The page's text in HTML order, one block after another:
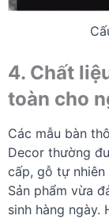
4. Chất
toàn cho
Các mẫu bàn
Decor thường
cấp, gỗ tự
Sản phẩm vừa
sinh hàng ngày.